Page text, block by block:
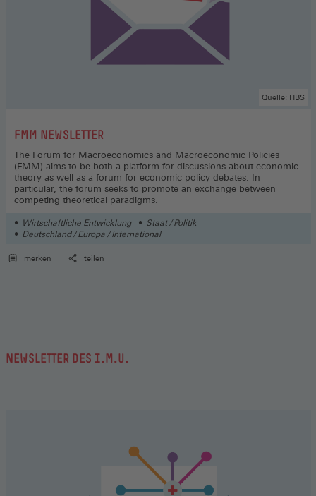
:FMM NEWSLETTER
The Forum for Macroeconomics and Macroeconomic Policies
(FMM) aims to be both a platform for discussions about economic
theory as well as a forum for economic policy debates. In
particular, the forum seeks to promote an exchange between
competing theoretical paradigms.
Quelle: HBS
Wirtschaftliche Entwicklung
Staat / Politik
Deutschland / Europa / International
merken teilen
NEWSLETTER DES I.M.U.